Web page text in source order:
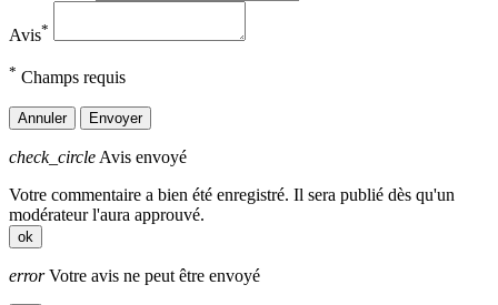
Avis*
* Champs requis
Annuler Envoyer
check_circle Avis envoyé
Votre commentaire a bien été enregistré. Il sera publié dès qu'un
modérateur l'aura approuvé.
ok
errorVotre avis ne peut être envoyé